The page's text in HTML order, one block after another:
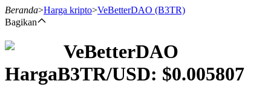
Beranda>Harga kripto>VeBetterDAO (B3TR)
Bagikan
VeBetterDAO
HargaB3TR/USD: $0.005807